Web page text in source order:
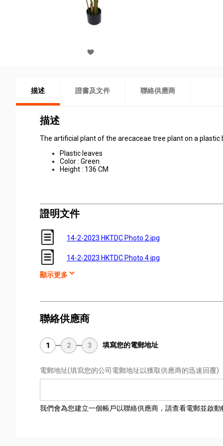
描述 證書及文件 聯絡供應商
描述
The artificial plant of the arecaceae tree plant on a plastic
Plastic leaves
Color : Green
Height : 136 CM
證明文件
14-2-2023 HKTDC Photo 2.jpg
14-2-2023 HKTDC Photo 4.jpg
顯示更多
聯絡供應商
1 2 3 填寫您的電郵地址
電郵地址(填寫您的公司電郵地址以獲取供應商的迅速回覆)
我們會為您建立一個帳戶以聯絡供應商，請查看電郵並啟動